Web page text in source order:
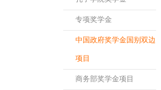
专项奖学金
中国政府奖学金国别双边
项目
商务部奖学金项目